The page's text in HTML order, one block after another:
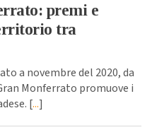
premi e
tra
a novembre del 2020, da
Monferrato promuove i
[...]